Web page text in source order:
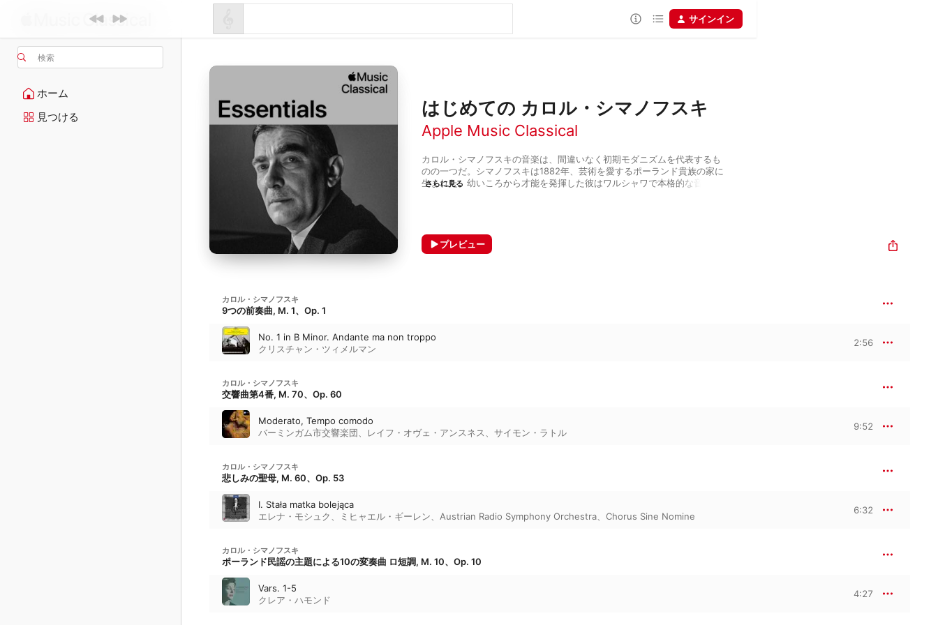
検索
ホーム
見つける
サインイン
はじめての カロル・シマノフスキ
Apple Music Classical
カロル・シマノフスキの音楽は、間違いなく初期モダニズムを代表するも
のの一つだ。シマノフスキは1882年、芸術を愛するポーランド貴族の家に
生まれた。幼いころから才能を発揮した彼はワルシャワで本格的な音楽教
全く異なる2つの世界を見事に統合させた独自の音楽を創出する。さらに30
代の後半から祖国の民謡に興味を持つようになっていったシマノフスキ
さらに見る
プレビュー
カロル・シマノフスキ
9つの前奏曲, M. 1、Op. 1
No. 1 in B Minor. Andante ma non troppo
クリスチャン・ツィメルマン
2:56
カロル・シマノフスキ
交響曲第4番, M. 70、Op. 60
Moderato, Tempo comodo
バーミンガム市交響楽団
レイフ・オヴェ・アンスネス サイモン・ラトル
9:52
カロル・シマノフスキ
悲しみの聖母, M. 60、Op. 53
I. Stała matka bolejąca
エレナ・モシュク
ミヒャエル・ギーレン Austrian Radio Symphony Orchestra Chorus Sine Nomine
6:32
カロル・シマノフスキ
ポーランド民謡の主題による10の変奏曲 ロ短調, M. 10、Op. 10
Vars. 1-5
クレア・ハモンド
4:27